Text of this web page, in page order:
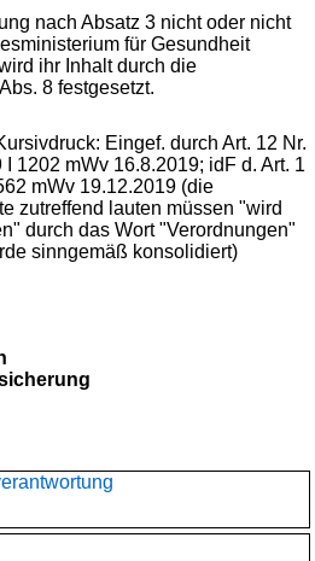
nach Absatz 3 nicht oder nicht
für Gesundheit
ihr Inhalt durch die
8 festgesetzt.
Eingef. durch Art. 12 Nr.
1202 mWv 16.8.2019; idF d. Art. 1
mWv 19.12.2019 (die
zutreffend lauten müssen "wird
durch das Wort "Verordnungen"
sinngemäß konsolidiert)